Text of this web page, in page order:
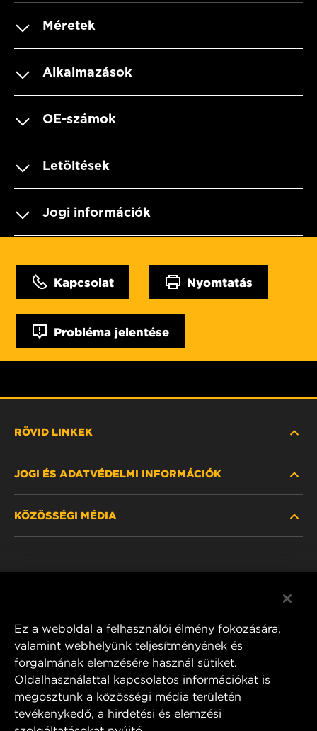
Méretek
Alkalmazások
OE-számok
Letöltések
Jogi információk
Kapcsolat Nyomtatás
Probléma jelentése
RÖVID LINKEK
HOL KAPHATÓ
JOGI ÉS ADATVÉDELMI INFORMÁCIÓK
KÖZÖSSÉGI MÉDIA
MANN+HUMMEL FT Poland
ul. Wrocławska 145,
63-800 GOSTYŃ, POLAND
Ez a weboldal a felhasználói élmény fokozására,
valamint webhelyünk teljesítményének és
forgalmának elemzésére használ sütiket.
Oldalhasználattal kapcsolatos információkat is
megosztunk a közösségi média területén
tevékenykedő, a hirdetési és elemzési